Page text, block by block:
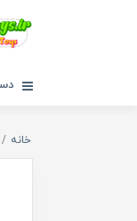
خانه